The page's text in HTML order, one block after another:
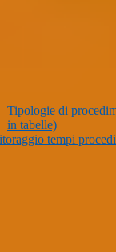
Tipologie di
in tabelle)
tempi